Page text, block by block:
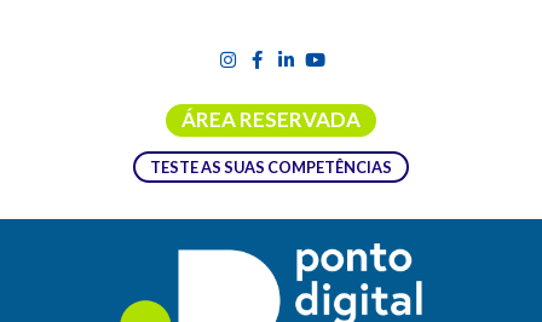
ÁREA RESERVADA
TESTE AS SUAS COMPETÊNCIAS